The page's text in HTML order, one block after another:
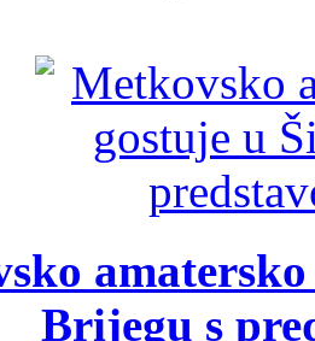
Brijegu s